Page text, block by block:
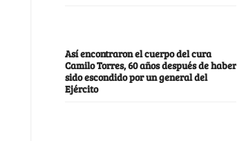
Así encontraron el cuerpo del cura
Camilo Torres, 60 años después de haber
sido escondido por un general del
Ejército